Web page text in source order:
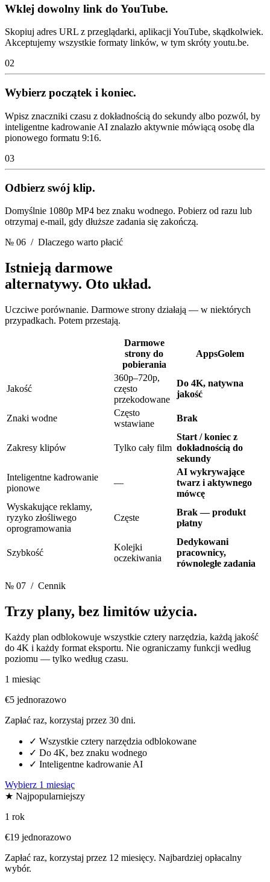
Wklej dowolny link do YouTube.
Skopiuj adres URL z przeglądarki, aplikacji YouTube, skądkolwiek.
Akceptujemy wszystkie formaty linków, w tym skróty youtu.be.
02
Wybierz początek i koniec.
Wpisz znaczniki czasu z dokładnością do sekundy albo pozwól, by
inteligentne kadrowanie AI znalazło aktywnie mówiącą osobę dla
pionowego formatu 9:16.
03
Odbierz swój klip.
Domyślnie 1080p MP4 bez znaku wodnego. Pobierz od razu lub
otrzymaj e-mail, gdy dłuższe zadania się zakończą.
№ 06 / Dlaczego warto płacić
Istnieją darmowe
alternatywy. Oto układ.
Uczciwe porównanie. Darmowe strony działają — w niektórych
przypadkach. Potem przestają.
Darmowe
strony do
pobierania
AppsGolem
Jakość
360p–720p,
często
przekodowane
Do 4K, natywna
jakość
Znaki wodne
Często
wstawiane
Brak
Zakresy klipów Tylko cały film
Start / koniec z
dokładnością do
sekundy
Inteligentne kadrowanie
pionowe
—
AI wykrywające
twarz i aktywnego
mówcę
Wyskakujące reklamy,
ryzyko złośliwego
oprogramowania
Częste
Brak — produkt
płatny
Szybkość
Kolejki
oczekiwania
Dedykowani
pracownicy,
równoległe zadania
№ 07 / Cennik
Trzy plany, bez limitów użycia.
Każdy plan odblokowuje wszystkie cztery narzędzia, każdą jakość
do 4K i każdy format eksportu. Nie ograniczamy funkcji według
poziomu — tylko według czasu.
1 miesiąc
€5 jednorazowo
Zapłać raz, korzystaj przez 30 dni.
✓ Wszystkie cztery narzędzia odblokowane
✓ Do 4K, bez znaku wodnego
✓ Inteligentne kadrowanie AI
Wybierz 1 miesiąc
★ Najpopularniejszy
1 rok
€19 jednorazowo
Zapłać raz, korzystaj przez 12 miesięcy. Najbardziej opłacalny
wybór.